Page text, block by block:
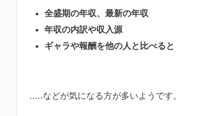
全盛期の年収、最新の年収
年収の内訳や収入源
ギャラや報酬を他の人と比べると
…..などが気になる方が多いようです。